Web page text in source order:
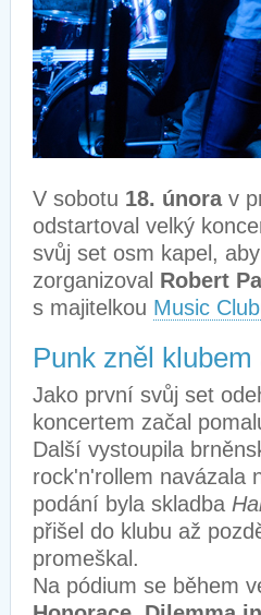
V sobotu 18. únorav
odstartoval velký
svůj set osm kapel,
zorganizoval Robert
s majitelkou Music
Punk zněl
Jako první svůj set
koncertem začal
Další vystoupila
rock'n'rollem navázala
podání byla skladba
přišel do klubu až
promeškal.
Na pódium se během